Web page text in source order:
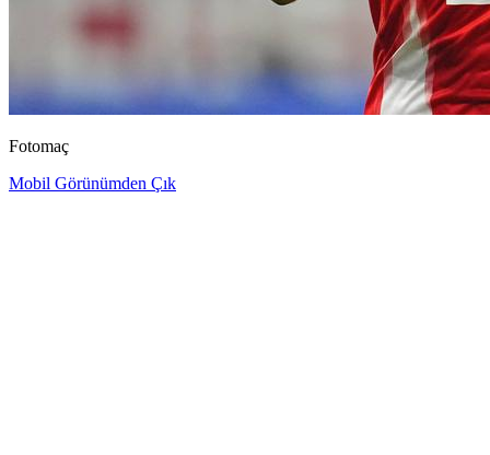
Fotomaç
Mobil Görünümden Çık